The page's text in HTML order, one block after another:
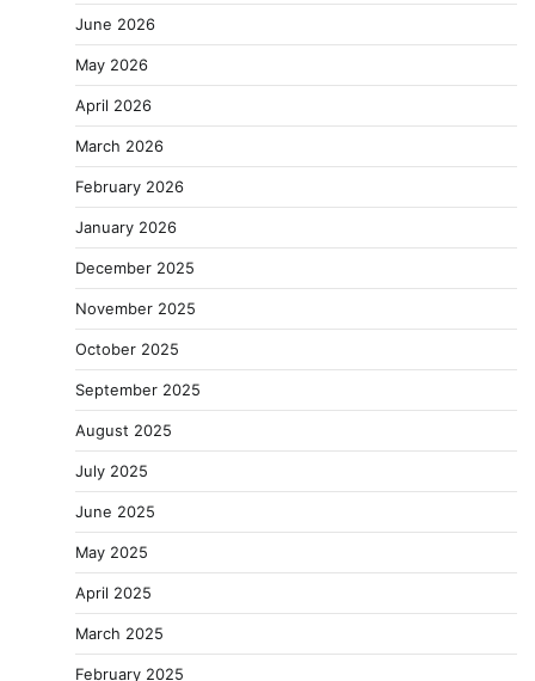
June 2026
May 2026
April 2026
March 2026
February 2026
January 2026
December 2025
November 2025
October 2025
September 2025
August 2025
July 2025
June 2025
May 2025
April 2025
March 2025
February 2025